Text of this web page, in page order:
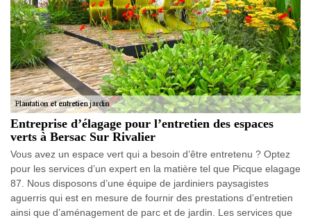
Entreprise d’élagage pour l’entretien des espaces
verts à Bersac Sur Rivalier
Vous avez un espace vert qui a besoin d’être entretenu ? Optez
pour les services d’un expert en la matière tel que Picque elagage
87. Nous disposons d’une équipe de jardiniers paysagistes
aguerris qui est en mesure de fournir des prestations d’entretien
ainsi que d’aménagement de parc et de jardin. Les services que